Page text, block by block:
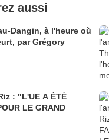
aussi
Dangin, à l'heure où
par Grégory
: "L'UE A ÉTÉ
LE GRAND